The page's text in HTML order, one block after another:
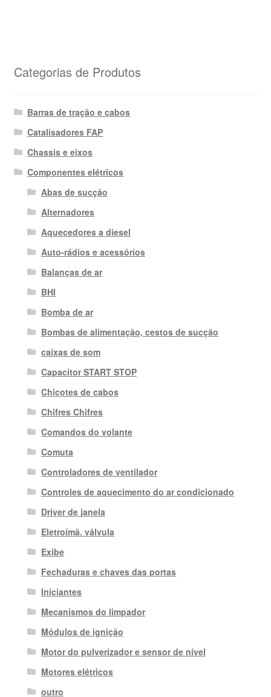
Categorias de Produtos
Barras de tração e cabos
Catalisadores FAP
Chassis e eixos
Componentes elétricos
Abas de sucção
Alternadores
Aquecedores a diesel
Auto-rádios e acessórios
Balanças de ar
BHI
Bomba de ar
Bombas de alimentação, cestos de sucção
caixas de som
Capacitor START STOP
Chicotes de cabos
Chifres Chifres
Comandos do volante
Comuta
Controladores de ventilador
Controles de aquecimento do ar condicionado
Driver de janela
Eletroímã. válvula
Exibe
Fechaduras e chaves das portas
Iniciantes
Mecanismos do limpador
Módulos de ignição
Motor do pulverizador e sensor de nível
Motores elétricos
outro